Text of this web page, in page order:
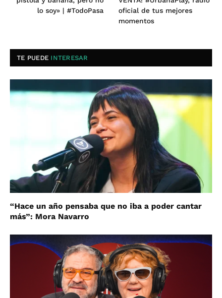
lo soy» | #TodoPasa
oficial de tus mejores
momentos
TE PUEDE INTERESAR
“Hace un año pensaba que no iba a poder cantar
más”: Mora Navarro